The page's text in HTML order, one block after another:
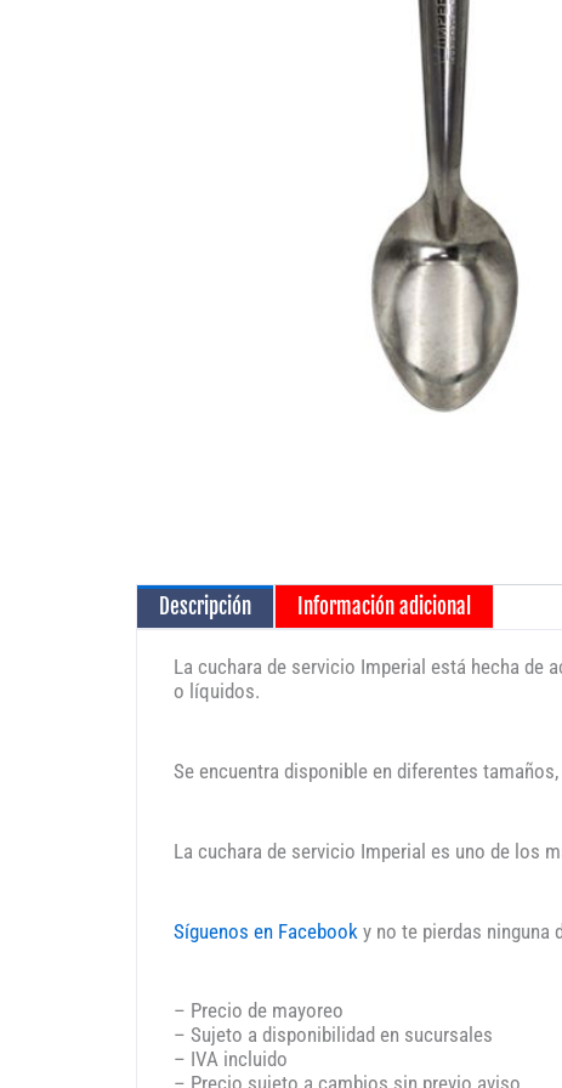
Descripción Información adicional
La cuchara de servicio Imperial está hecha de
o líquidos.
Se encuentra disponible en diferentes
La cuchara de servicio Imperial es uno de los
Síguenos en Facebook y no te pierdas
– Precio de mayoreo
– Sujeto a disponibilidad en sucursales
– IVA incluido